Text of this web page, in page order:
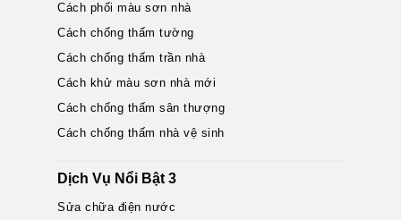
Cách phối màu sơn nhà
Cách chống thấm tường
Cách chống thấm trần nhà
Cách khử màu sơn nhà mới
Cách chống thấm sân thượng
Cách chống thấm nhà vệ sinh
Dịch Vụ Nổi Bật 3
Sửa chữa điện nước